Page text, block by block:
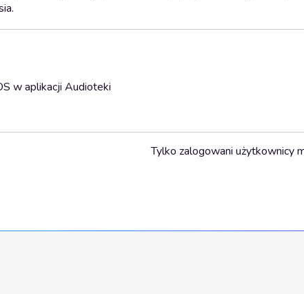
w aplikacji Audioteki
Tylko zalogowani użytkownicy